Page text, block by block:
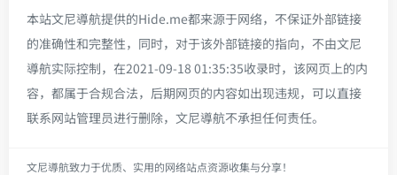
本站文尼導航提供的Hide.me都来源于网络，不保证外部链接
的准确性和完整性，同时，对于该外部链接的指向，不由文尼
導航实际控制，在2021-09-18 01:35:35收录时，该网页上的内
容，都属于合规合法，后期网页的内容如出现违规，可以直接
联系网站管理员进行删除，文尼導航不承担任何责任。
文尼導航致力于优质、实用的网络站点资源收集与分享！